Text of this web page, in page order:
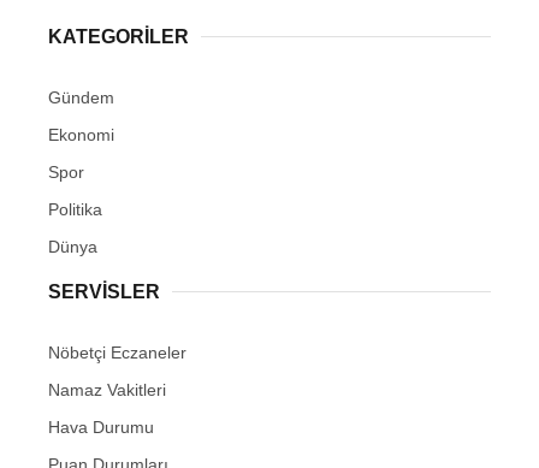
KATEGORİLER
Gündem
Ekonomi
Spor
Politika
Dünya
SERVİSLER
Nöbetçi Eczaneler
Namaz Vakitleri
Hava Durumu
Puan Durumları